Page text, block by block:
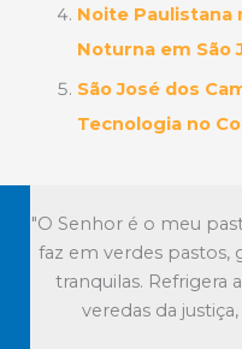
Noite Paulistana
Noturna em São
São José dos
Tecnologia no
"O Senhor é o meu
faz em verdes pastos,
tranquilas. Refrigera
veredas da